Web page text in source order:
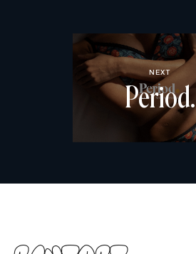
NEXT
Period.